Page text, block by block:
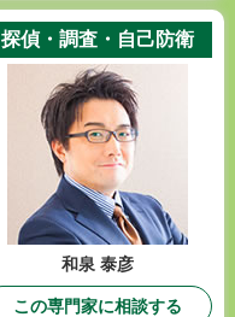
探偵・調査・自己防衛
和泉 泰彦
この専門家に相談する